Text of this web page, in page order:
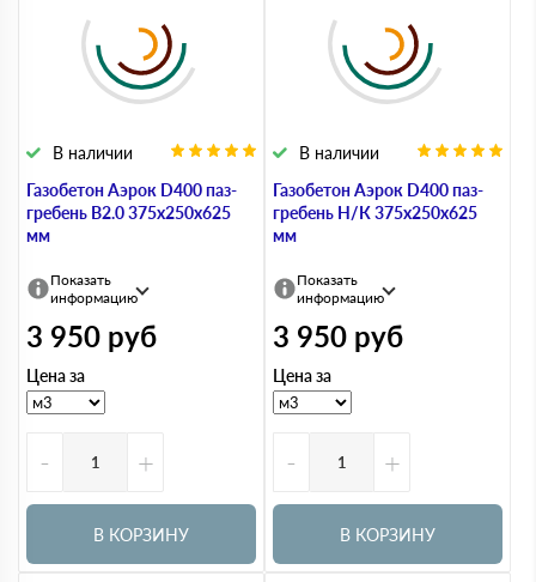
Газобетон Аэрок D400 паз-
гребень В2.0 375х250х625
мм
В наличии
Показать
информацию
3 950 руб
Цена за
- +
В КОРЗИНУ
Газобетон Аэрок D400 паз-
гребень Н/К 375х250х625
мм
В наличии
Показать
информацию
3 950 руб
Цена за
- +
В КОРЗИНУ